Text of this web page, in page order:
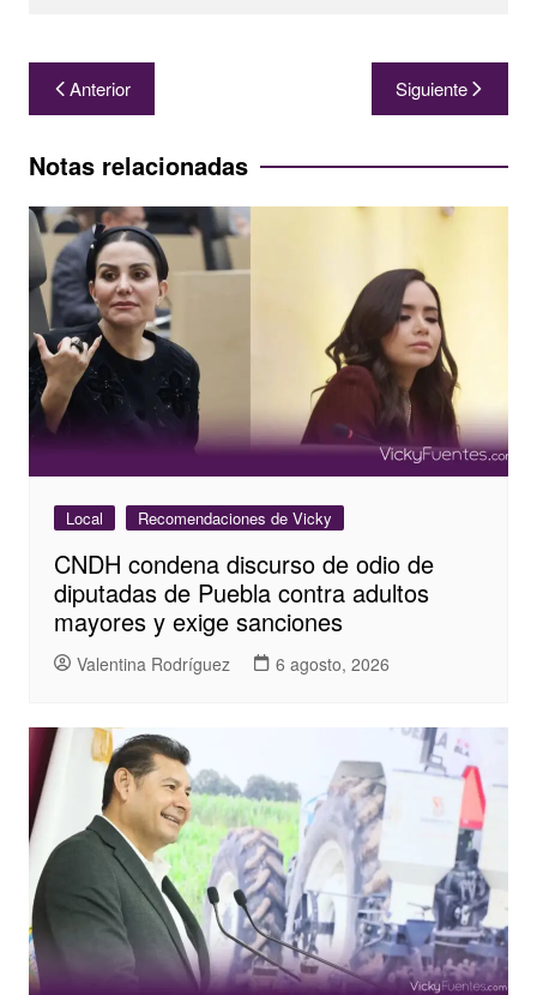
Navegación
de
entradas
Anterior Siguiente
Notas relacionadas
Local Recomendaciones de Vicky
CNDH condena discurso de odio de
diputadas de Puebla contra adultos
mayores y exige sanciones
Valentina Rodríguez 6 agosto, 2026